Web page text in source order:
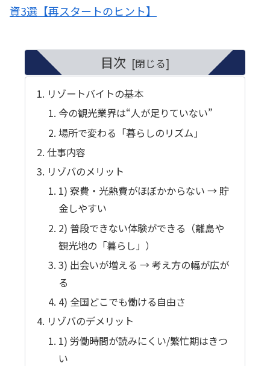
資3選【再スタートのヒント】
目次
リゾートバイトの基本
今の観光業界は“人が足りていない”
場所で変わる「暮らしのリズム」
仕事内容
リゾバのメリット
1) 寮費・光熱費がほぼかからない → 貯
金しやすい
2) 普段できない体験ができる（離島や
観光地の「暮らし」）
3) 出会いが増える → 考え方の幅が広が
る
4) 全国どこでも働ける自由さ
リゾバのデメリット
1) 労働時間が読みにくい/繁忙期はきつ
い